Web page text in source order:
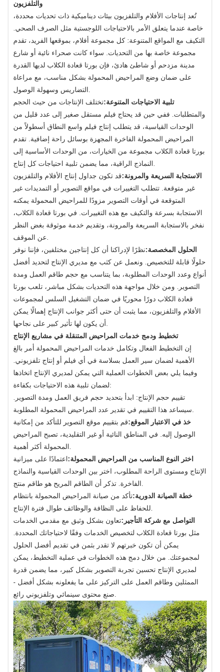
تُعد إنتاجات الأفلام والتلفزيون بيئات ديناميكية ذات تحديات محددة،
خاصة عندما يتعلق الأمر بالاحتياجات اللوجستية مثل الصرف الصحي.
التكيف مع المواقع المتنوعة: كل مجموعة أفلام، بموقعها الفريد، تقدم
مجموعة خاصة بها من التحديات. سواء كانت صحراء نائية أو شارع
مدينة مزدحم أو شاطئ هادئ، فإن بورتا قعادة الكلاب لديها القدرة
على ضمان وضع المراحيض المحمولة بشكل مناسب، مع مراعاة
تلبية الاحتياجات المتنوعة:تختلف الإنتاجات من حيث الحجم
والمتطلبات. ففي حين قد يحتاج فيلم مستقل صغير إلى عدد قليل من
الوحدات القياسية، قد يتطلب إنتاج فيلم واسع النطاق أسطولاً من
المراحيض المحمولة الفاخرة المجهزة بوسائل راحة إضافية. تقدم
بورتا قعادة الكلاب مجموعة من الخيارات، من الوحدات الأساسية إلى
الاستجابة السريعة والمرونة:قد تكون جداول إنتاج الأفلام والتلفزيون
غير متوقعة. تتطلب التغييرات في مواقع التصوير أو التمديدات غير
المتوقعة في أوقات التصوير مزودًا للمراحيض المحمولة يمكنه
الاستجابة بسرعة والتكيف مع هذه التغييرات. في بورتا قعادة الكلاب،
نفخر بالاستجابة السريعة والمرونة، وتقديم خدمة موثوقة بغض النظر
الحلول المخصصة:نظرًا لإدراكنا أن كل إنتاجين مختلفين، فإننا نوفر
حلولًا قابلة للتخصيص. ونعمل عن كثب مع مديري الإنتاج لتحديد أفضل
أنواع وعدد الوحدات المطلوبة، بما يتناسب مع حجم طاقم العمل ومدة
التصوير. ومن خلال مواجهة هذه التحديات بشكل مباشر، تلعب بورتا
قعادة الكلاب دورًا محوريًا في ضمان التشغيل السلس لمجموعات
الأفلام والتلفزيون، مما يثبت أن حتى أكثر جوانب الإنتاج إهمالًا يمكن
إن التخطيط الفعال وتكامل خدمات المراحيض المحمولة أمر بالغ
الأهمية لضمان سير العمل بسلاسة في أي فيلم أو إنتاج تلفزيوني.
وفيما يلي بعض الخطوات العملية التي يمكن لمديري الإنتاج اتخاذها
لضمان تلبية هذه الاحتياجات بكفاءة:
تقييم حجم الإنتاج: ابدأ بتحديد حجم فريق العمل ومدة التصوير.
خذ في الاعتبار الموقع:قم بتقييم موقع التصوير للتأكد من إمكانية
الوصول إليه. في المناطق النائية أو غير التقليدية، تصبح المراحيض
اختر النوع المناسب من المراحيض المحمولة:اعتمادًا على ميزانية
الإنتاج ومستوى الراحة المطلوب، اختر بين الوحدات القياسية والنماذج
خطة الصيانة الدورية:تأكد من صيانة المراحيض المحمولة بانتظام
التواصل مع شركة التأجير:تعاون بشكل وثيق مع مقدمي الخدمات
مثل بورتا قعادة الكلاب لتخصيص الخدمات وفقًا لاحتياجاتك المحددة.
يمكن أن تكون خبرتهم لا تقدر بثمن في تقديم أفضل الحلول
لمجموعتك. من خلال دمج هذه الخطوات في عملية التخطيط، يمكن
لمديري الإنتاج تحسين تجربة التصوير بشكل كبير، مما يضمن قدرة
الممثلين وطاقم العمل على التركيز على ما يفعلونه بشكل أفضل -